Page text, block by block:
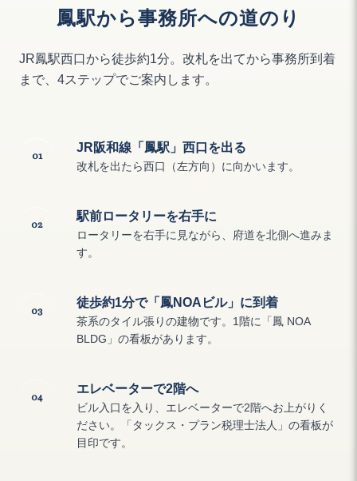
鳳駅から事務所への道のり
JR鳳駅西口から徒歩約1分。改札を出てから事務所到着
まで、4ステップでご案内します。
01
JR阪和線「鳳駅」西口を出る
改札を出たら西口（左方向）に向かいます。
02
駅前ロータリーを右手に
ロータリーを右手に見ながら、府道を北側へ進みま
す。
03
徒歩約1分で「鳳NOAビル」に到着
茶系のタイル張りの建物です。1階に「鳳 NOA
BLDG」の看板があります。
04
エレベーターで2階へ
ビル入口を入り、エレベーターで2階へお上がりく
ださい。「タックス・プラン税理士法人」の看板が
目印です。